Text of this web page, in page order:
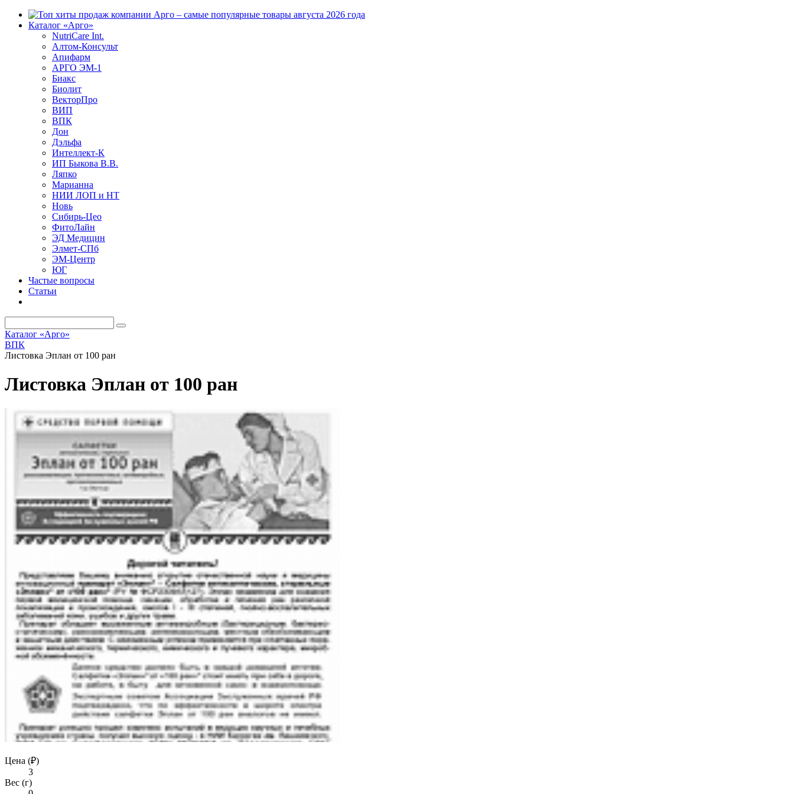
Каталог «Арго»
NutriCare Int.
Алтом-Консульт
Апифарм
АРГО ЭМ-1
Биакс
Биолит
ВекторПро
ВИП
ВПК
Дон
Дэльфа
Интеллект-К
ИП Быкова В.В.
Ляпко
Марианна
НИИ ЛОП и НТ
Новь
Сибирь-Цео
ФитоЛайн
ЭД Медицин
Элмет-СПб
ЭМ-Центр
ЮГ
Частые вопросы
Статьи
Каталог «Арго»
ВПК
Листовка Эплан от 100 ран
Листовка Эплан от 100 ран
Цена (₽)
3
Вес (г)